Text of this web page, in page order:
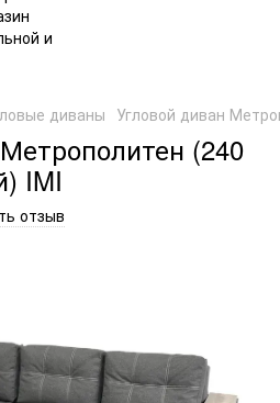
диваны Угловой диван
(240
IMI
отзыв